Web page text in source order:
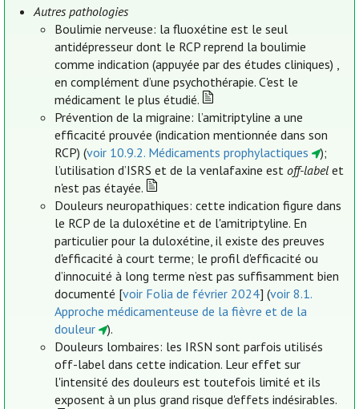
Autres pathologies
Boulimie nerveuse: la fluoxétine est le seul
antidépresseur dont le RCP reprend la boulimie
comme indication (appuyée par des études cliniques) ,
en complément d’une psychothérapie. C'est le
médicament le plus étudié.
Prévention de la migraine: l’amitriptyline a une
efficacité prouvée (indication mentionnée dans son
RCP) (voir 10.9.2. Médicaments prophylactiques
);
l’utilisation d’ISRS et de la venlafaxine estoff-label et
n'est pas étayée.
Douleurs neuropathiques: cette indication figure dans
le RCP de la duloxétine et de l'amitriptyline. En
particulier pour la duloxétine, il existe des preuves
d'efficacité à court terme; le profil d'efficacité ou
d’innocuité à long terme n’est pas suffisamment bien
documenté [voir Folia de février 2024] (voir 8.1.
Approche médicamenteuse de la fièvre et de la
douleur
).
Douleurs lombaires: les IRSN sont parfois utilisés
off-label dans cette indication. Leur effet sur
l'intensité des douleurs est toutefois limité et ils
exposent à un plus grand risque d'effets indésirables.